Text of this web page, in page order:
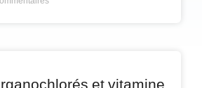
et vitamine